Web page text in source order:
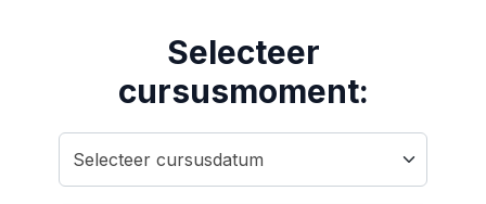
Selecteer
cursusmoment: